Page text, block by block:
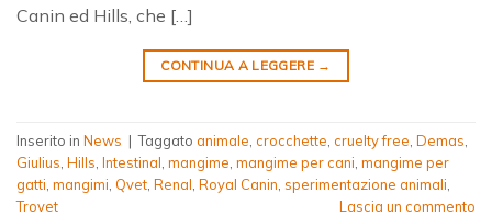
Canin ed Hills, che […]
CONTINUA A LEGGERE →
Inserito in News | Taggato animale, crocchette, cruelty free, Demas,
Giulius, Hills, Intestinal, mangime, mangime per cani, mangime per
gatti, mangimi, Qvet, Renal, Royal Canin, sperimentazione animali,
Trovet
Lascia un commento